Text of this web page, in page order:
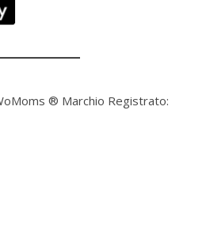
® Marchio Registrato: